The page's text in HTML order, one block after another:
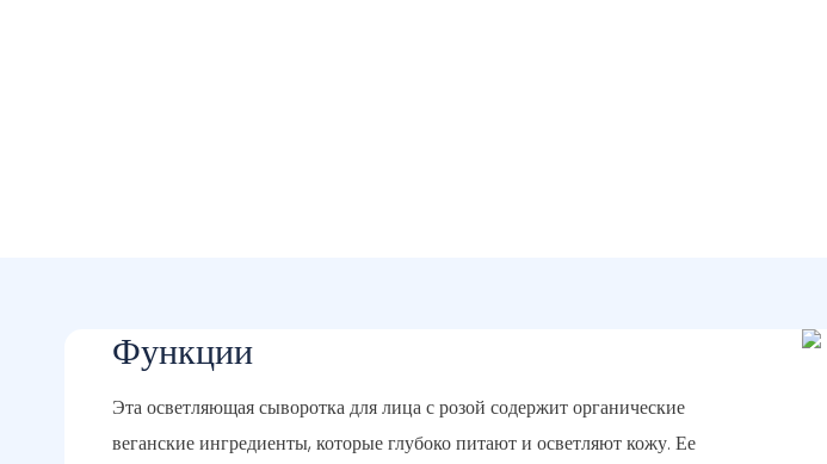
Функции
Эта осветляющая сыворотка для лица с розой содержит органические
веганские ингредиенты, которые глубоко питают и осветляют кожу. Ее